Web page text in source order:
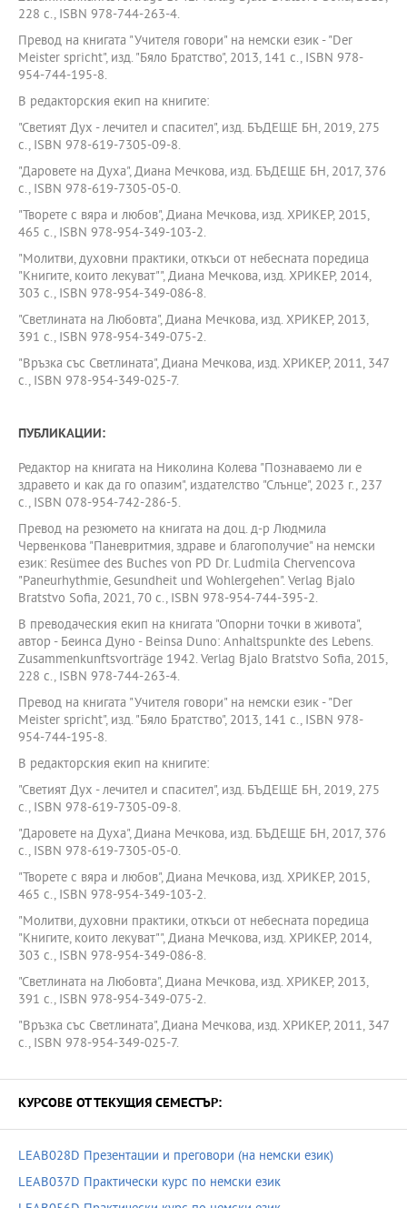
228 с., ISBN 978-744-263-4.
Превод на книгата "Учителя говори" на немски език - "Der
Meister spricht", изд. "Бяло Братство", 2013, 141 с., ISBN 978-
954-744-195-8.
В редакторския екип на книгите:
"Светият Дух - лечител и спасител", изд. БЪДЕЩЕ БН, 2019, 275
с., ISBN 978-619-7305-09-8.
"Даровете на Духа", Диана Мечкова, изд. БЪДЕЩЕ БН, 2017, 376
с., ISBN 978-619-7305-05-0.
"Творете с вяра и любов", Диана Мечкова, изд. ХРИКЕР, 2015,
465 с., ISBN 978-954-349-103-2.
"Молитви, духовни практики, откъси от небесната поредица
"Книгите, които лекуват"", Диана Мечкова, изд. ХРИКЕР, 2014,
303 с., ISBN 978-954-349-086-8.
"Светлината на Любовта", Диана Мечкова, изд. ХРИКЕР, 2013,
391 с., ISBN 978-954-349-075-2.
"Връзка със Светлината", Диана Мечкова, изд. ХРИКЕР, 2011, 347
с., ISBN 978-954-349-025-7.
ПУБЛИКАЦИИ:
Редактор на книгата на Николина Колева "Познаваемо ли е
здравето и как да го опазим", издателство "Слънце", 2023 г., 237
с., ISBN 078-954-742-286-5.
Превод на резюмето на книгата на доц. д-р Людмила
Червенкова "Паневритмия, здраве и благополучие" на немски
език: Resümee des Buches von PD Dr. Ludmila Chervencova
"Paneurhythmie, Gesundheit und Wohlergehen". Verlag Bjalo
Bratstvo Sofia, 2021, 70 с., ISBN 978-954-744-395-2.
В преводаческия екип на книгата "Опорни точки в живота",
автор - Беинса Дуно - Beinsa Duno: Anhaltspunkte des Lebens.
Zusammenkunftsvorträge 1942. Verlag Bjalo Bratstvo Sofia, 2015,
228 с., ISBN 978-744-263-4.
Превод на книгата "Учителя говори" на немски език - "Der
Meister spricht", изд. "Бяло Братство", 2013, 141 с., ISBN 978-
954-744-195-8.
В редакторския екип на книгите:
"Светият Дух - лечител и спасител", изд. БЪДЕЩЕ БН, 2019, 275
с., ISBN 978-619-7305-09-8.
"Даровете на Духа", Диана Мечкова, изд. БЪДЕЩЕ БН, 2017, 376
с., ISBN 978-619-7305-05-0.
"Творете с вяра и любов", Диана Мечкова, изд. ХРИКЕР, 2015,
465 с., ISBN 978-954-349-103-2.
"Молитви, духовни практики, откъси от небесната поредица
"Книгите, които лекуват"", Диана Мечкова, изд. ХРИКЕР, 2014,
303 с., ISBN 978-954-349-086-8.
"Светлината на Любовта", Диана Мечкова, изд. ХРИКЕР, 2013,
391 с., ISBN 978-954-349-075-2.
"Връзка със Светлината", Диана Мечкова, изд. ХРИКЕР, 2011, 347
с., ISBN 978-954-349-025-7.
КУРСОВЕ ОТ ТЕКУЩИЯ СЕМЕСТЪР:
LEAB028D Презентации и преговори (на немски език)
LEAB037D Практически курс по немски език